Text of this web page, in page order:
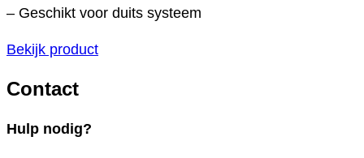
– Geschikt voor duits systeem
Bekijk product
Contact
Hulp nodig?